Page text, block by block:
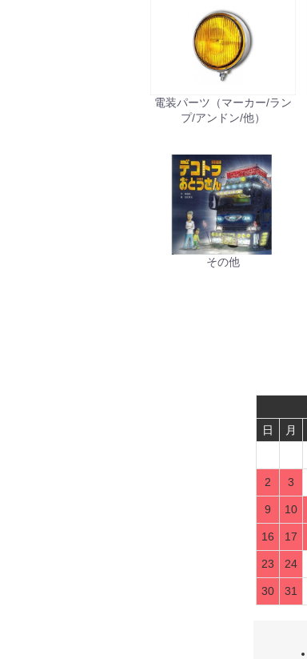
電装パーツ（マーカー/ラン
プ/アンドン/他）
その他
日
月
2 3
9 10
16 17
23 24
30 31